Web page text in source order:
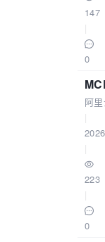
147
0
阿
223
0